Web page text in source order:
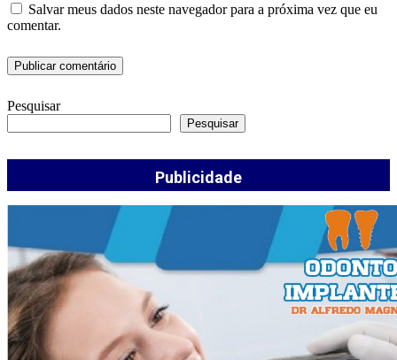
Salvar meus dados neste navegador para a próxima vez que eu
comentar.
Pesquisar
Pesquisar
Publicidade